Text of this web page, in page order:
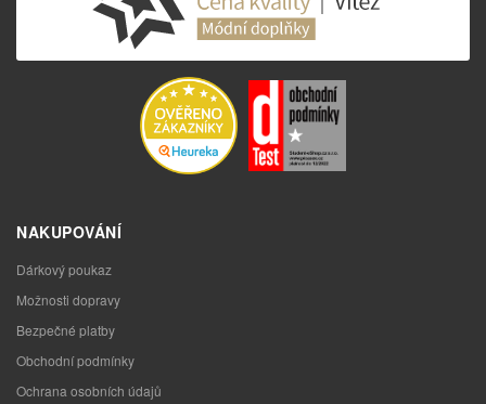
NAKUPOVÁNÍ
Dárkový poukaz
Možnosti dopravy
Bezpečné platby
Obchodní podmínky
Ochrana osobních údajů